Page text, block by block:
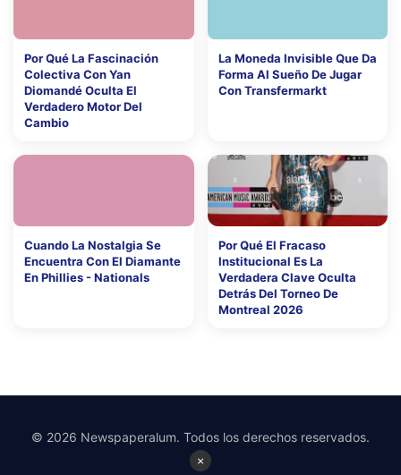
Por Qué La Fascinación
Colectiva Con Yan
Diomandé Oculta El
Verdadero Motor Del
Cambio
La Moneda Invisible Que Da
Forma Al Sueño De Jugar
Con Transfermarkt
Cuando La Nostalgia Se
Encuentra Con El Diamante
En Phillies - Nationals
Por Qué El Fracaso
Institucional Es La
Verdadera Clave Oculta
Detrás Del Torneo De
Montreal 2026
×
© 2026 Newspaperalum. Todos los derechos reservados.